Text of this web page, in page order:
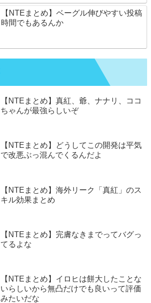
【NTEまとめ】ベーグル伸びやすい投稿
時間でもあるんか
【NTEまとめ】真紅、爺、ナナリ、ココ
ちゃんが最強らしいぞ
【NTEまとめ】どうしてこの開発は平気
で改悪ぶっ混んでくるんだよ
【NTEまとめ】海外リーク「真紅」のス
キル効果まとめ
【NTEまとめ】完膚なきまでってバグっ
てるよな
【NTEまとめ】イロヒは餅大したことな
いらしいから無凸だけでも良いって評価
みたいだな